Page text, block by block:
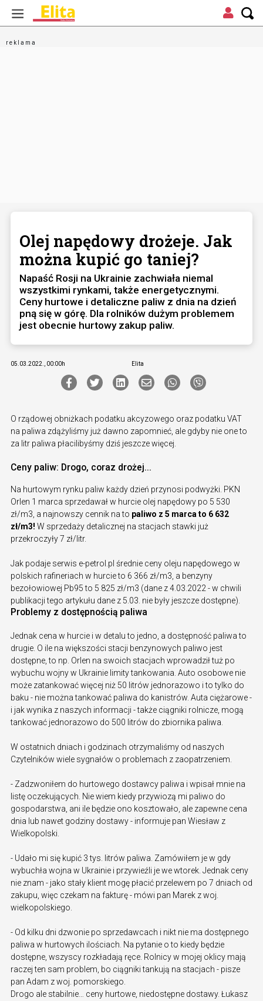
Olej napędowy drożeje. Jak
można kupić go taniej?
Napaść Rosji na Ukrainie zachwiała niemal
wszystkimi rynkami, także energetycznymi.
Ceny hurtowe i detaliczne paliw z dnia na dzień
pną się w górę. Dla rolników dużym problemem
jest obecnie hurtowy zakup paliw.
05.03.2022., 00:00h Elita
O rządowej obniżkach podatku akcyzowego oraz podatku VAT
na paliwa zdążyliśmy już dawno zapomnieć, ale gdyby nie one to
za litr paliwa płacilibyśmy dziś jeszcze więcej.
Ceny paliw: Drogo, coraz drożej...
Na hurtowym rynku paliw każdy dzień przynosi podwyżki. PKN
Orlen 1 marca sprzedawał w hurcie olej napędowy po 5 530
zł/m3, a najnowszy cennik na to paliwo z 5 marca to 6 632
zł/m3! W sprzedaży detalicznej na stacjach stawki już
przekroczyły 7 zł/litr.
Jak podaje serwis e-petrol.pl średnie ceny oleju napędowego w
polskich rafineriach w hurcie to 6 366 zł/m3, a benzyny
bezołowiowej Pb95 to 5 825 zł/m3 (dane z 4.03.2022 - w chwili
publikacji tego artykułu dane z 5.03. nie były jeszcze dostępne).
Problemy z dostępnością paliwa
Jednak cena w hurcie i w detalu to jedno, a dostępność paliwa to
drugie. O ile na większości stacji benzynowych paliwo jest
dostępne, to np. Orlen na swoich stacjach wprowadził tuż po
wybuchu wojny w Ukrainie limity tankowania. Auto osobowe nie
może zatankować więcej niż 50 litrów jednorazowo i to tylko do
baku - nie można tankować paliwa do kanistrów. Auta ciężarowe -
i jak wynika z naszych informacji - także ciągniki rolnicze, mogą
tankować jednorazowo do 500 litrów do zbiornika paliwa.
W ostatnich dniach i godzinach otrzymaliśmy od naszych
Czytelników wiele sygnałów o problemach z zaopatrzeniem.
- Zadzwoniłem do hurtowego dostawcy paliwa i wpisał mnie na
listę oczekujących. Nie wiem kiedy przywiozą mi paliwo do
gospodarstwa, ani ile będzie ono kosztowało, ale zapewne cena
dnia lub nawet godziny dostawy - informuje pan Wiesław z
Wielkopolski.
- Udało mi się kupić 3 tys. litrów paliwa. Zamówiłem je w gdy
wybuchła wojna w Ukrainie i przywieźli je we wtorek. Jednak ceny
nie znam - jako stały klient mogę płacić przelewem po 7 dniach od
zakupu, więc czekam na fakturę - mówi pan Marek z woj.
wielkopolskiego.
- Od kilku dni dzwonie po sprzedawcach i nikt nie ma dostępnego
paliwa w hurtowych ilościach. Na pytanie o to kiedy będzie
dostępne, wszyscy rozkładają ręce. Rolnicy w mojej oklicy mają
raczej ten sam problem, bo ciągniki tankują na stacjach - pisze
pan Adam z woj. pomorskiego.
Drogo ale stabilnie… ceny hurtowe, niedostępne dostawy. Łukasz